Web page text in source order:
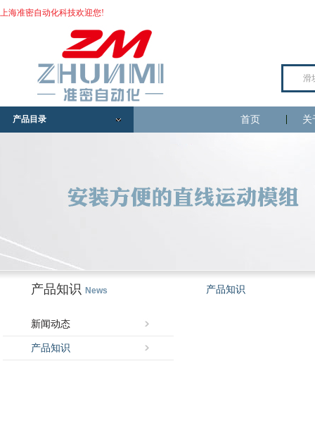
上海准密自动化科技欢迎您!
产品目录 首页 关
产品知识 News
新闻动态
产品知识
产品知识